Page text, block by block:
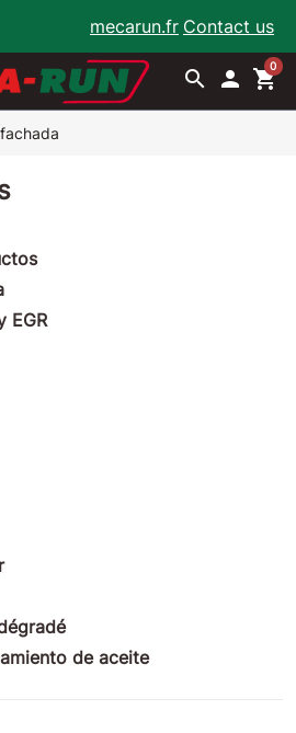
mecarun.fr Contact us
search  shopping_cart
0
EGR
de aceite